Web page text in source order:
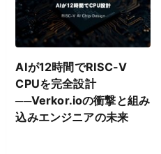
AIが12時間でRISC-V
CPUを完全設計
──Verkor.ioの衝撃と組み
込みエンジニアの未来